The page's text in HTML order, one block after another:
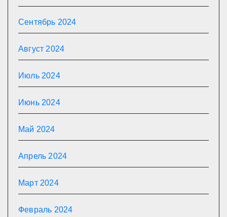
Сентябрь 2024
Август 2024
Июль 2024
Июнь 2024
Май 2024
Апрель 2024
Март 2024
Февраль 2024